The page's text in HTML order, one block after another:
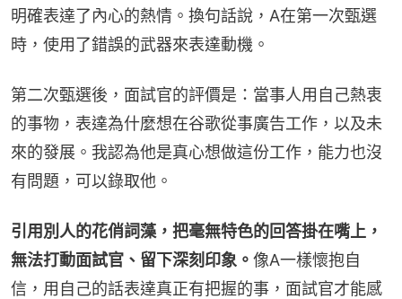
明確表達了內心的熱情。換句話說，A在第一次甄選
時，使用了錯誤的武器來表達動機。
第二次甄選後，面試官的評價是：當事人用自己熱衷
的事物，表達為什麼想在谷歌從事廣告工作，以及未
來的發展。我認為他是真心想做這份工作，能力也沒
有問題，可以錄取他。
引用別人的花俏詞藻，把毫無特色的回答掛在嘴上，
無法打動面試官、留下深刻印象。 像A一樣懷抱自
信，用自己的話表達真正有把握的事，面試官才能感